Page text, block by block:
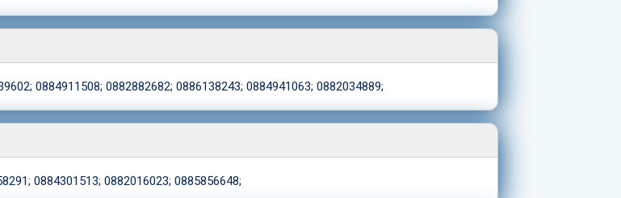
0884911508; 0882882682; 0886138243; 0884941063; 0882034889;
0884301513; 0882016023; 0885856648;